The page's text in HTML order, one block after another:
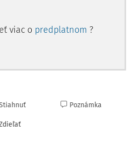
viac o predplatnom ?
Poznámka